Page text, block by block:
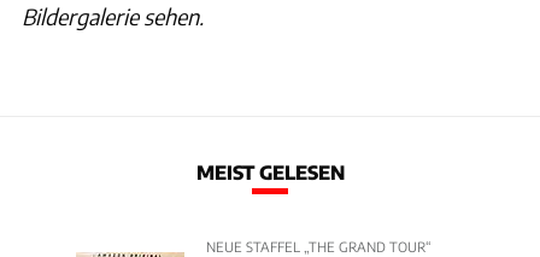
Bildergalerie sehen.
MEIST GELESEN
NEUE STAFFEL „THE GRAND TOUR“